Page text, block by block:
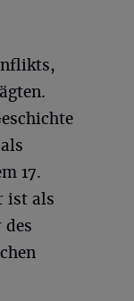
17.
ist als